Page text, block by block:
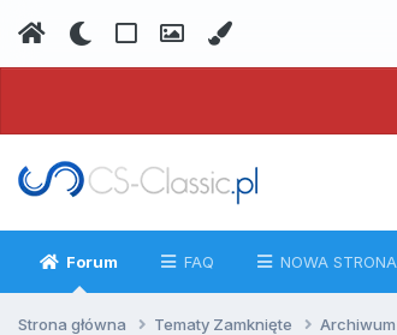
Forum FAQ NOWA STRONA
Strona główna Tematy Zamknięte Archiwum